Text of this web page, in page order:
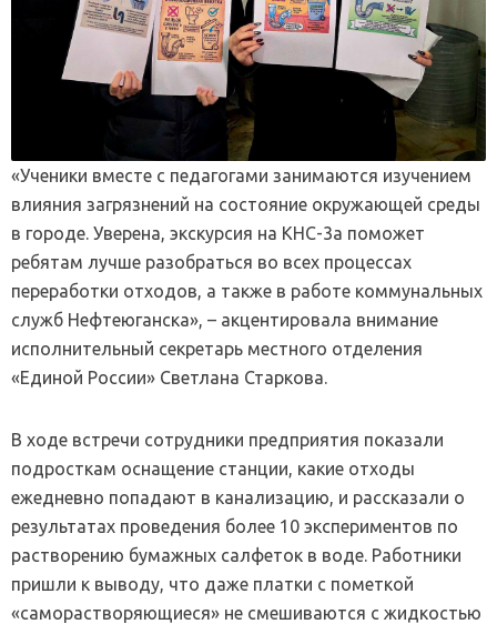
«Ученики вместе с педагогами занимаются изучением
влияния загрязнений на состояние окружающей среды
в городе. Уверена, экскурсия на КНС-3а поможет
ребятам лучше разобраться во всех процессах
переработки отходов, а также в работе коммунальных
служб Нефтеюганска», – акцентировала внимание
исполнительный секретарь местного отделения
«Единой России» Светлана Старкова.
В ходе встречи сотрудники предприятия показали
подросткам оснащение станции, какие отходы
ежедневно попадают в канализацию, и рассказали о
результатах проведения более 10 экспериментов по
растворению бумажных салфеток в воде. Работники
пришли к выводу, что даже платки с пометкой
«саморастворяющиеся» не смешиваются с жидкостью